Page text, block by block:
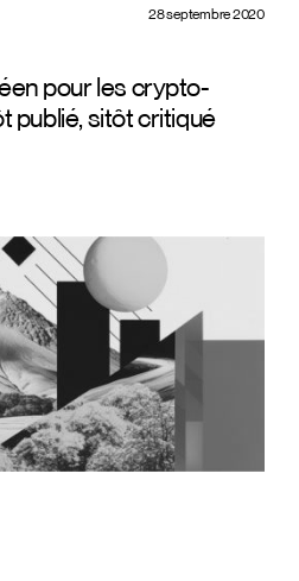
28 septembre 2020
pour les crypto-
publié, sitôt critiqué